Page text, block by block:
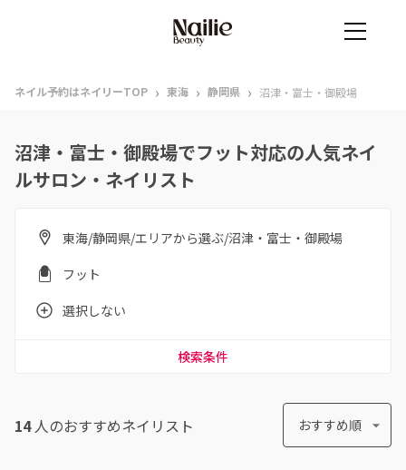
ネイル予約はネイリーTOP › 東海 › 静岡県 › 沼津・富士・御殿場
沼津・富士・御殿場でフット対応の人気ネイ
ルサロン・ネイリスト
東海/静岡県/エリアから選ぶ/沼津・富士・御殿場
フット
選択しない
検索条件
14人のおすすめネイリスト おすすめ順